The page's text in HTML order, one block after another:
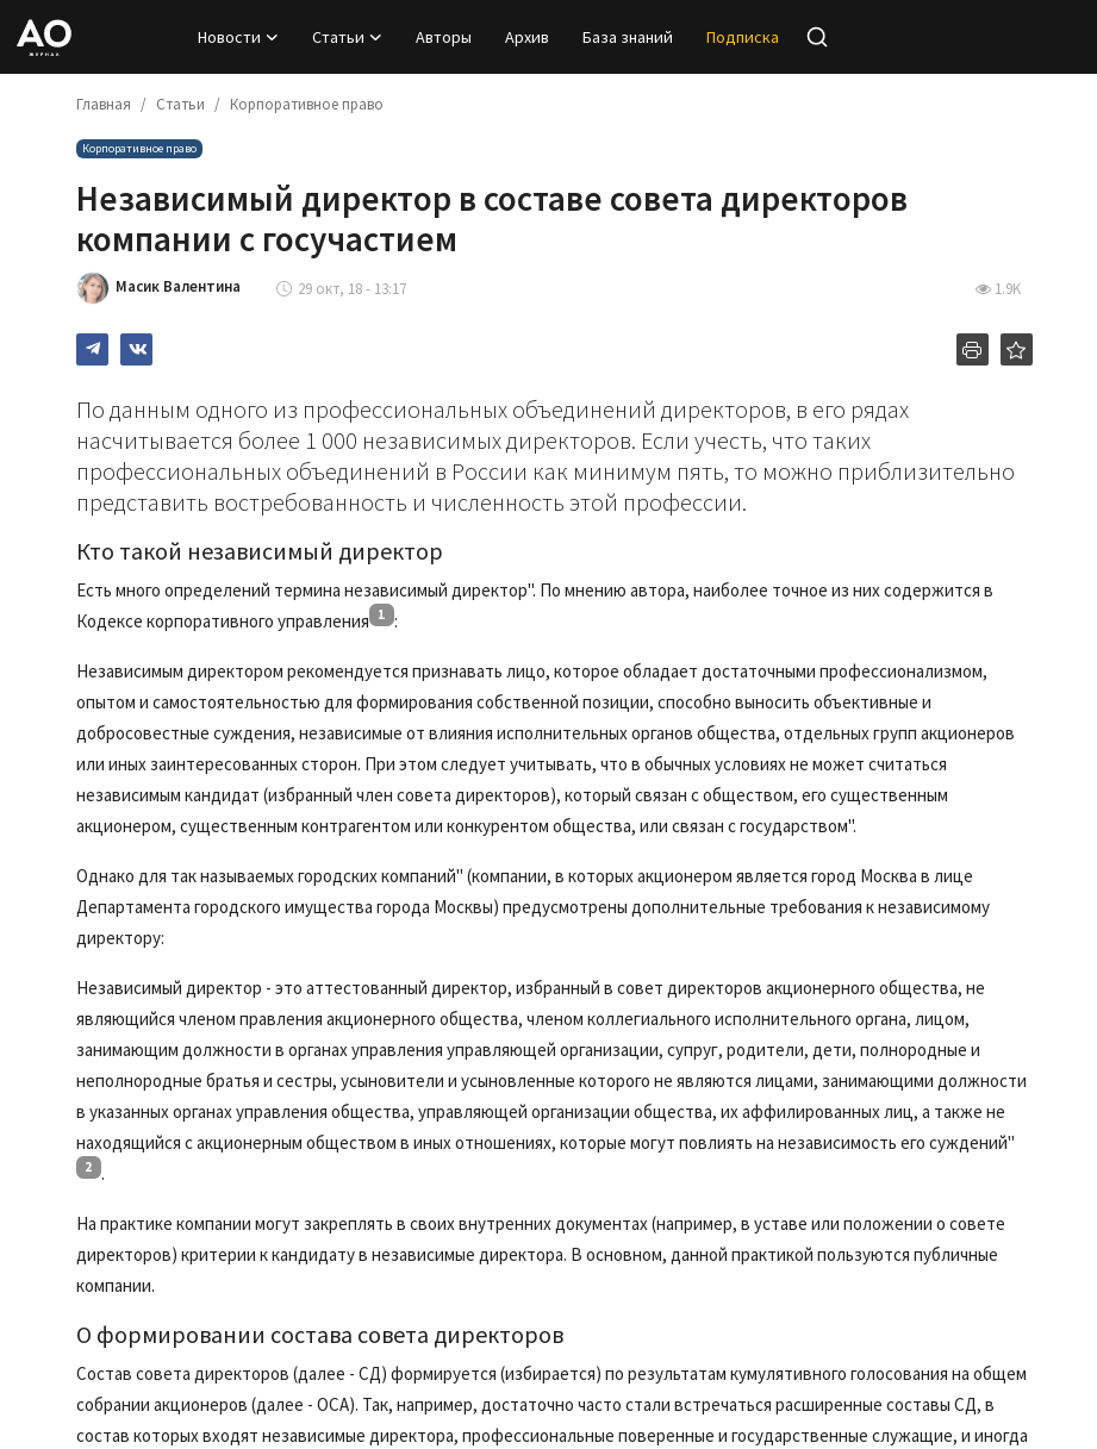
Новости Статьи Авторы Архив База знаний Подписка
Статьи
Подписка
Главная Статьи Корпоративное право
Корпоративное право
Независимый директор в составе совета директоров
компании с госучастием
Масик Валентина 29 окт, 18 - 13:17 1.9K
По данным одного из профессиональных объединений директоров, в его рядах
насчитывается более 1 000 независимых директоров. Если учесть, что таких
профессиональных объединений в России как минимум пять, то можно приблизительно
представить востребованность и численность этой профессии.
Кто такой независимый директор
Есть много определений термина независимый директор". По мнению автора, наиболее точное из них содержится в
Кодексе корпоративного управления
1 :
Независимым директором рекомендуется признавать лицо, которое обладает достаточными профессионализмом,
опытом и самостоятельностью для формирования собственной позиции, способно выносить объективные и
добросовестные суждения, независимые от влияния исполнительных органов общества, отдельных групп акционеров
или иных заинтересованных сторон. При этом следует учитывать, что в обычных условиях не может считаться
независимым кандидат (избранный член совета директоров), который связан с обществом, его существенным
акционером, существенным контрагентом или конкурентом общества, или связан с государством".
Однако для так называемых городских компаний" (компании, в которых акционером является город Москва в лице
Департамента городского имущества города Москвы) предусмотрены дополнительные требования к независимому
директору:
Независимый директор - это аттестованный директор, избранный в совет директоров акционерного общества, не
являющийся членом правления акционерного общества, членом коллегиального исполнительного органа, лицом,
занимающим должности в органах управления управляющей организации, супруг, родители, дети, полнородные и
неполнородные братья и сестры, усыновители и усыновленные которого не являются лицами, занимающими должности
в указанных органах управления общества, управляющей организации общества, их аффилированных лиц, а также не
находящийся с акционерным обществом в иных отношениях, которые могут повлиять на независимость его суждений"
2 .
На практике компании могут закреплять в своих внутренних документах (например, в уставе или положении о совете
директоров) критерии к кандидату в независимые директора. В основном, данной практикой пользуются публичные
компании.
О формировании состава совета директоров
Состав совета директоров (далее - СД) формируется (избирается) по результатам кумулятивного голосования на общем
собрании акционеров (далее - ОСА). Так, например, достаточно часто стали встречаться расширенные составы СД, в
состав которых входят независимые директора, профессиональные поверенные и государственные служащие, и иногда